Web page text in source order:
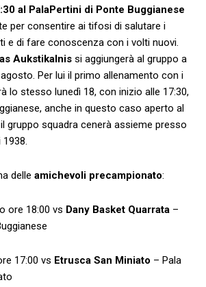
al PalaPertini di Ponte Buggianese
per consentire ai tifosi di salutare i
e di fare conoscenza con i volti nuovi.
Aukstikalnis si aggiungerà al gruppo a
Per lui il primo allenamento con i
lo stesso lunedì 18, con inizio alle 17:30,
anche in questo caso aperto al
gruppo squadra cenerà assieme presso
delle amichevoli precampionato:
ore 18:00 vs Dany Basket Quarrata –
17:00 vs Etrusca San Miniato – Pala